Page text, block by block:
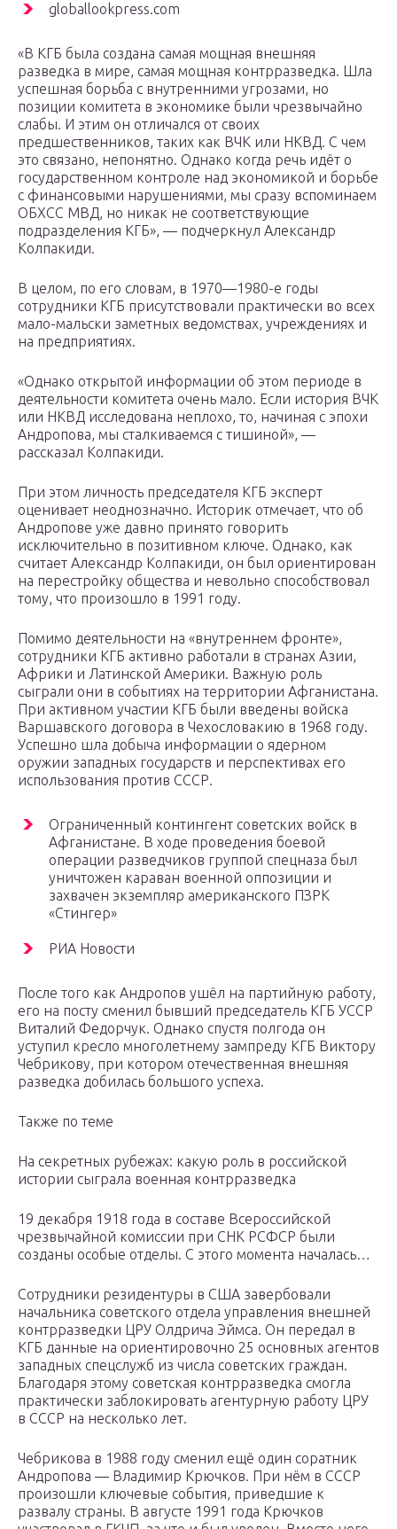
globallookpress.com
«В КГБ была создана самая мощная внешняя
разведка в мире, самая мощная контрразведка. Шла
успешная борьба с внутренними угрозами, но
позиции комитета в экономике были чрезвычайно
слабы. И этим он отличался от своих
предшественников, таких как ВЧК или НКВД. С чем
это связано, непонятно. Однако когда речь идёт о
государственном контроле над экономикой и борьбе
с финансовыми нарушениями, мы сразу вспоминаем
ОБХСС МВД, но никак не соответствующие
подразделения КГБ», — подчеркнул Александр
Колпакиди.
В целом, по его словам, в 1970—1980-е годы
сотрудники КГБ присутствовали практически во всех
мало-мальски заметных ведомствах, учреждениях и
на предприятиях.
«Однако открытой информации об этом периоде в
деятельности комитета очень мало. Если история ВЧК
или НКВД исследована неплохо, то, начиная с эпохи
Андропова, мы сталкиваемся с тишиной», —
рассказал Колпакиди.
При этом личность председателя КГБ эксперт
оценивает неоднозначно. Историк отмечает, что об
Андропове уже давно принято говорить
исключительно в позитивном ключе. Однако, как
считает Александр Колпакиди, он был ориентирован
на перестройку общества и невольно способствовал
тому, что произошло в 1991 году.
Помимо деятельности на «внутреннем фронте»,
сотрудники КГБ активно работали в странах Азии,
Африки и Латинской Америки. Важную роль
сыграли они в событиях на территории Афганистана.
При активном участии КГБ были введены войска
Варшавского договора в Чехословакию в 1968 году.
Успешно шла добыча информации о ядерном
оружии западных государств и перспективах его
использования против СССР.
Ограниченный контингент советских войск в
Афганистане. В ходе проведения боевой
операции разведчиков группой спецназа был
уничтожен караван военной оппозиции и
захвачен экземпляр американского ПЗРК
«Стингер»
РИА Новости
После того как Андропов ушёл на партийную работу,
его на посту сменил бывший председатель КГБ УССР
Виталий Федорчук. Однако спустя полгода он
уступил кресло многолетнему зампреду КГБ Виктору
Чебрикову, при котором отечественная внешняя
разведка добилась большого успеха.
Также по теме
На секретных рубежах: какую роль в российской
истории сыграла военная контрразведка
19 декабря 1918 года в составе Всероссийской
чрезвычайной комиссии при СНК РСФСР были
созданы особые отделы. С этого момента началась…
Сотрудники резидентуры в США завербовали
начальника советского отдела управления внешней
контрразведки ЦРУ Олдрича Эймса. Он передал в
КГБ данные на ориентировочно 25 основных агентов
западных спецслужб из числа советских граждан.
Благодаря этому советская контрразведка смогла
практически заблокировать агентурную работу ЦРУ
в СССР на несколько лет.
Чебрикова в 1988 году сменил ещё один соратник
Андропова — Владимир Крючков. При нём в СССР
произошли ключевые события, приведшие к
развалу страны. В августе 1991 года Крючков